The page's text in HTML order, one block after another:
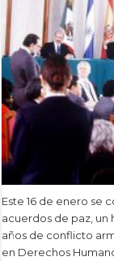
Este 16 de enero se
acuerdos de paz, un
años de conflicto
en Derechos